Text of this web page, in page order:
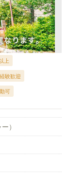
上
験歓迎
可
）